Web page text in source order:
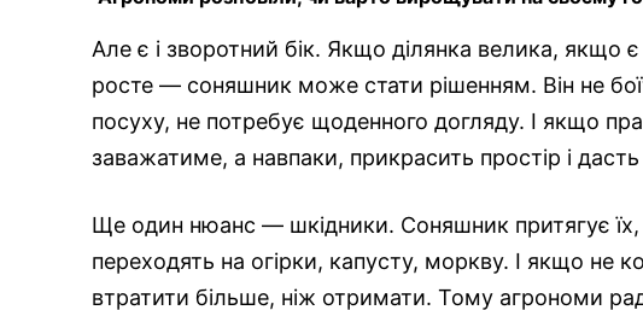
Але є і зворотний бік. Якщо ділянка велика, якщо
росте — соняшник може стати рішенням. Він не
посуху, не потребує щоденного догляду. І якщо
заважатиме, а навпаки, прикрасить простір і дасть
Ще один нюанс — шкідники. Соняшник притягує
переходять на огірки, капусту, моркву. І якщо
втратити більше, ніж отримати. Тому агрономи